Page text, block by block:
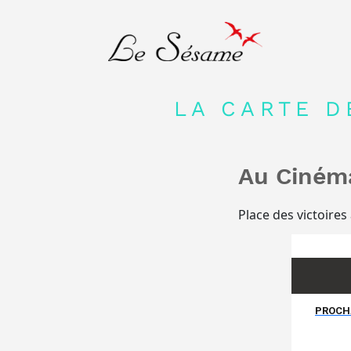
LA CARTE
Au
Place des